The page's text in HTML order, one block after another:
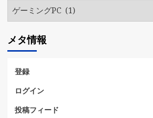
テ
リ
ー
メタ情報
登録
ログイン
投稿フィード